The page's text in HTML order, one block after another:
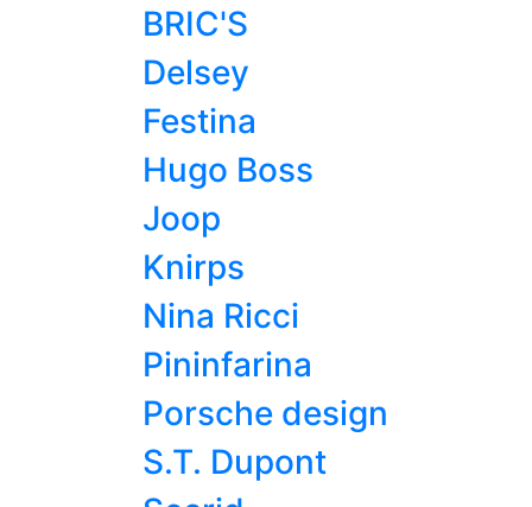
BRIC'S
Delsey
Festina
Hugo Boss
Joop
Knirps
Nina Ricci
Pininfarina
Porsche design
S.T. Dupont